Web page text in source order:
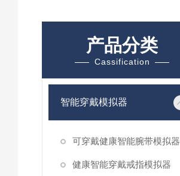
产品分类
Cassification
智能穿戴模拟器
可穿戴健康智能腕带模拟器
健康智能穿戴戒指模拟器